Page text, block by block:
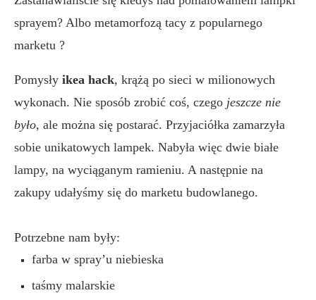
sprayem? Albo metamorfozą tacy z popularnego
marketu ?
Pomysły ikea hack, krążą po sieci w milionowych
wykonach. Nie sposób zrobić coś, czego jeszcze nie
było, ale można się postarać. Przyjaciółka zamarzyła
sobie unikatowych lampek. Nabyła więc dwie białe
lampy, na wyciąganym ramieniu. A następnie na
zakupy udałyśmy się do marketu budowlanego.
Potrzebne nam były:
farba w spray’u niebieska
taśmy malarskie